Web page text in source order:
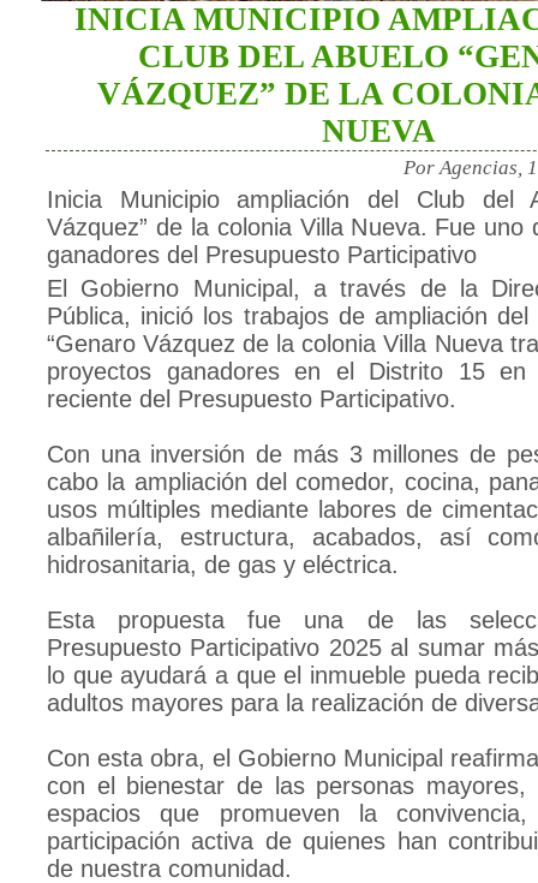
INICIA MUNICIPIO
CLUB DEL ABUELO
VÁZQUEZ” DE LA
NUEVA
Por Agencias,
Inicia Municipio ampliación del Club del
Vázquez” de la colonia Villa Nueva. Fue uno
ganadores del Presupuesto Participativo
El Gobierno Municipal, a través de la
Pública, inició los trabajos de ampliación del
“Genaro Vázquez de la colonia Villa Nueva
proyectos ganadores en el Distrito 15
reciente del Presupuesto Participativo.
Con una inversión de más 3 millones de
cabo la ampliación del comedor, cocina,
usos múltiples mediante labores de
albañilería, estructura, acabados, así
hidrosanitaria, de gas y eléctrica.
Esta propuesta fue una de las
Presupuesto Participativo 2025 al sumar
lo que ayudará a que el inmueble pueda
adultos mayores para la realización de
Con esta obra, el Gobierno Municipal
con el bienestar de las personas mayores,
espacios que promueven la
participación activa de quienes han
de nuestra comunidad.